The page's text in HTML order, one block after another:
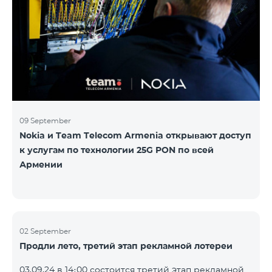
Следите за нами на официальных каналах Team в
Facebook и YouTube. Подробнее:
https://www.telecomarmenia.am/hy/B2S?s
09 September
Nokia и Team Telecom Armenia открывают доступ
к услугам по технологии 25G PON по всей
Армении
02 September
Продли лето, третий этап рекламной лотереи
03.09.24 в 14։00 состоится третий этап рекламной